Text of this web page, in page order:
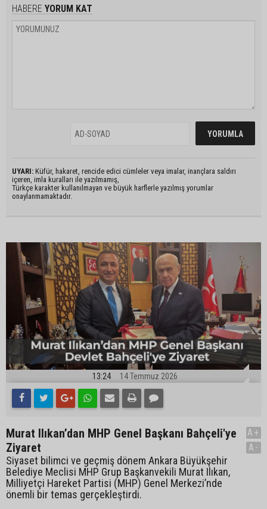
HABERE YORUM KAT
UYARI: Küfür, hakaret, rencide edici cümleler veya imalar, inançlara saldırı
içeren, imla kuralları ile yazılmamış,
Türkçe karakter kullanılmayan ve büyük harflerle yazılmış yorumlar
onaylanmamaktadır.
13:24 14 Temmuz 2026
Murat Ilıkan’dan MHP Genel Başkanı Bahçeli'ye
Ziyaret
Siyaset bilimci ve geçmiş dönem Ankara Büyükşehir
Belediye Meclisi MHP Grup Başkanvekili Murat Ilıkan,
Milliyetçi Hareket Partisi (MHP) Genel Merkezi’nde
önemli bir temas gerçekleştirdi.
A+
A-